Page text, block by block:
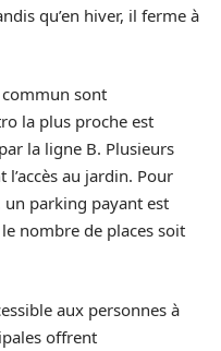
qu’en hiver, il ferme à
commun sont
la plus proche est
la ligne B. Plusieurs
au jardin. Pour
parking payant est
nombre de places soit
aux personnes à
offrent